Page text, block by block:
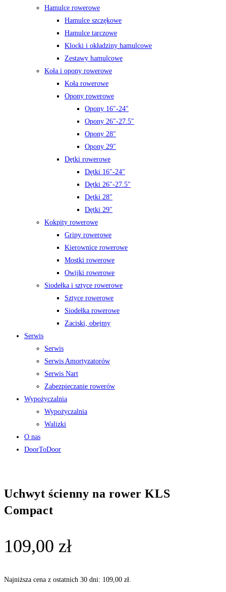
Hamulce rowerowe
Hamulce szczękowe
Hamulce tarczowe
Klocki i okładziny hamulcowe
Zestawy hamulcowe
Koła i opony rowerowe
Koła rowerowe
Opony rowerowe
Opony 16″-24″
Opony 26″-27.5″
Opony 28″
Opony 29″
Dętki rowerowe
Dętki 16″-24″
Dętki 26″-27.5″
Dętki 28″
Dętki 29″
Kokpity rowerowe
Gripy rowerowe
Kierownice rowerowe
Mostki rowerowe
Owijki rowerowe
Siodełka i sztyce rowerowe
Sztyce rowerowe
Siodełka rowerowe
Zaciski, obejmy
Serwis
Serwis
Serwis Amortyzatorów
Serwis Nart
Zabezpieczanie rowerów
Wypożyczalnia
Wypożyczalnia
Walizki
O nas
DoorToDoor
Uchwyt ścienny na rower KLS
Compact
109,00 zł
Najniższa cena z ostatnich 30 dni: 109,00 zł